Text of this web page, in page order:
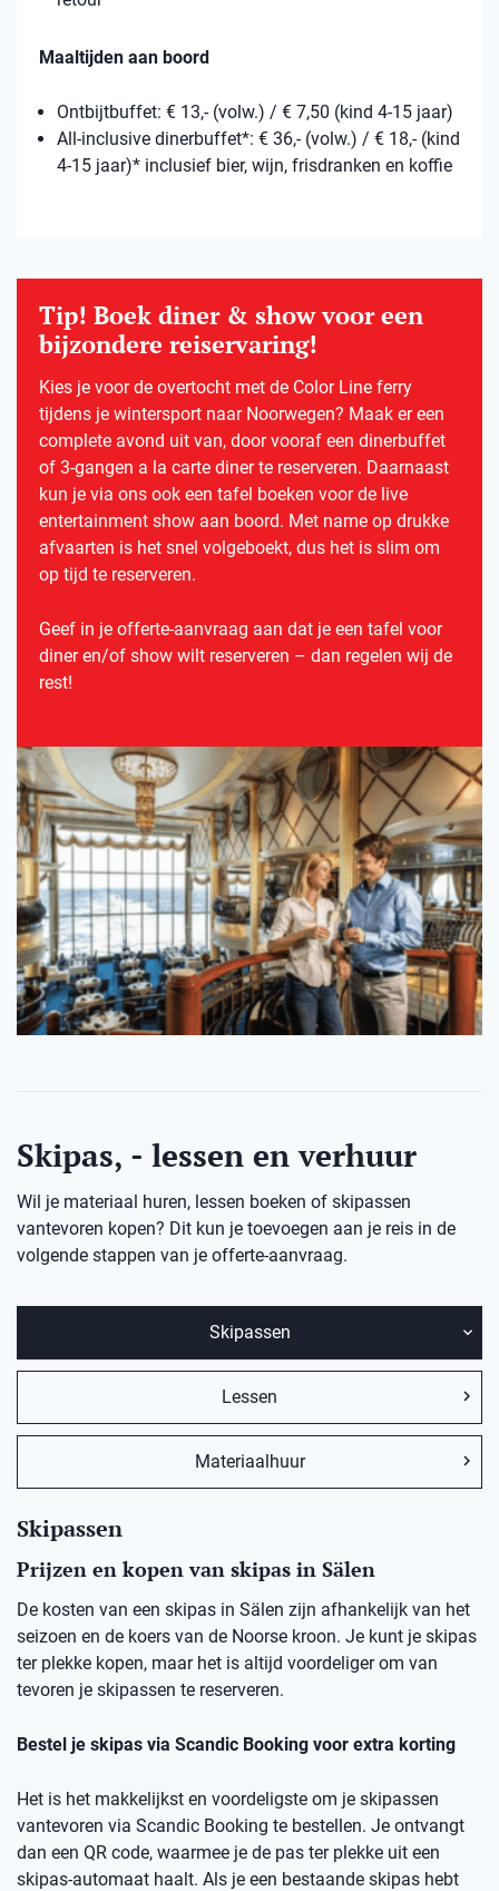
Maaltijden aan boord
Ontbijtbuffet: € 13,- (volw.) / € 7,50 (kind 4-15 jaar)
All-inclusive dinerbuffet*: € 36,- (volw.) / € 18,- (kind
4-15 jaar)* inclusief bier, wijn, frisdranken en koffie
Tip! Boek diner & show voor een
bijzondere reiservaring!
Kies je voor de overtocht met de Color Line ferry
tijdens je wintersport naar Noorwegen? Maak er een
complete avond uit van, door vooraf een dinerbuffet
of 3-gangen a la carte diner te reserveren. Daarnaast
kun je via ons ook een tafel boeken voor de live
entertainment show aan boord. Met name op drukke
afvaarten is het snel volgeboekt, dus het is slim om
op tijd te reserveren.
Geef in je offerte-aanvraag aan dat je een tafel voor
diner en/of show wilt reserveren – dan regelen wij de
rest!
Skipas, - lessen en verhuur
Wil je materiaal huren, lessen boeken of skipassen
vantevoren kopen? Dit kun je toevoegen aan je reis in de
volgende stappen van je offerte-aanvraag.
Skipassen
Lessen
Materiaalhuur
Skipassen
Prijzen en kopen van skipas in Sälen
De kosten van een skipas in Sälen zijn afhankelijk van het
seizoen en de koers van de Noorse kroon. Je kunt je skipas
ter plekke kopen, maar het is altijd voordeliger om van
tevoren je skipassen te reserveren.
Bestel je skipas via Scandic Booking voor extra korting
Het is het makkelijkst en voordeligste om je skipassen
vantevoren via Scandic Booking te bestellen. Je ontvangt
dan een QR code, waarmee je de pas ter plekke uit een
skipas-automaat haalt. Als je een bestaande skipas hebt